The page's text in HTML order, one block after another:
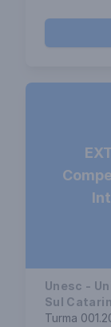
Unesc -
Sul
Turma